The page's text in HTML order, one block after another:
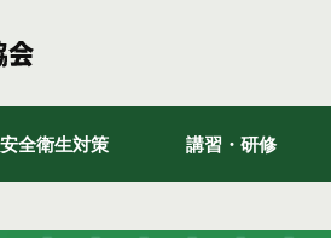
全衛生対策 講習・研修